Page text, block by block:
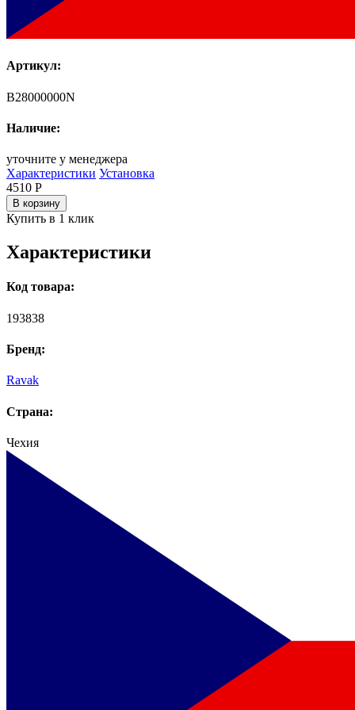
Артикул:
B28000000N
Наличие:
уточните у менеджера
Характеристики Установка
4510 Р
В корзину
Купить в 1 клик
Характеристики
Код товара:
193838
Бренд:
Ravak
Страна:
Чехия